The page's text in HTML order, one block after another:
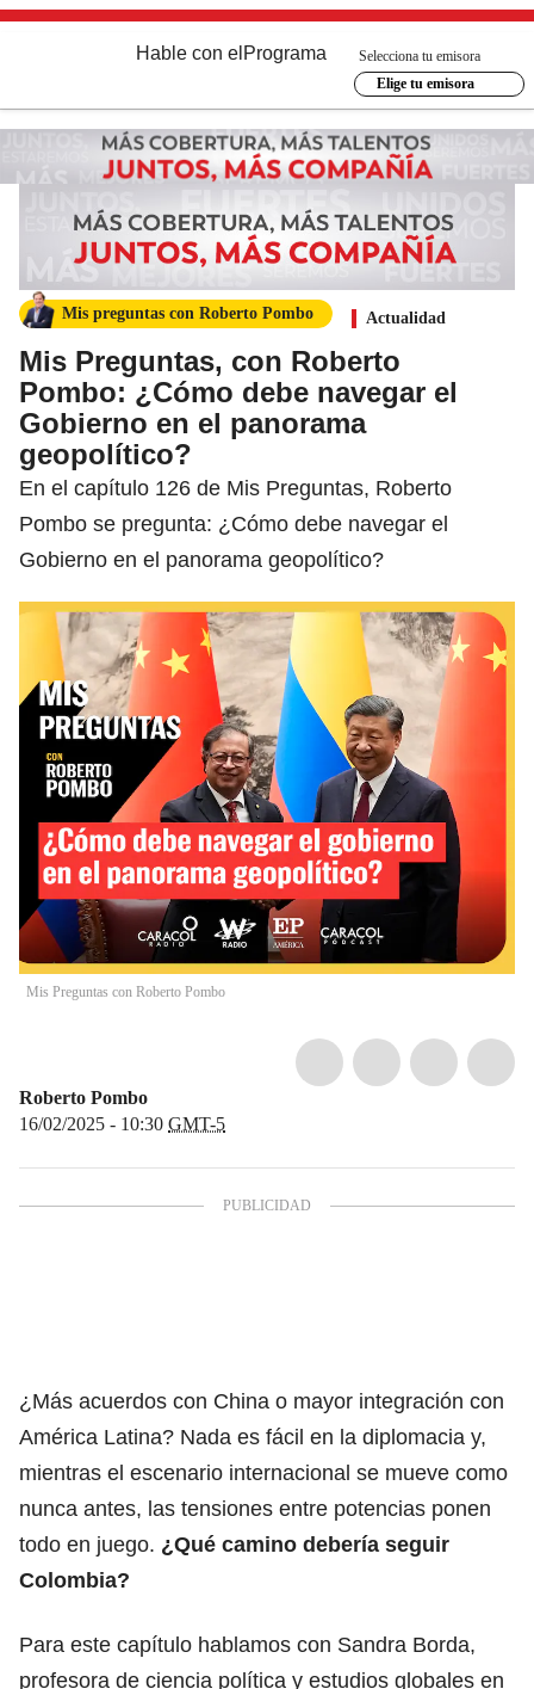
Hable con el Programa
Selecciona tu emisora
Elige tu emisora
Mis preguntas con Roberto Pombo Actualidad
Mis Preguntas, con Roberto
Pombo: ¿Cómo debe navegar el
Gobierno en el panorama
geopolítico?
En el capítulo 126 de Mis Preguntas, Roberto
Pombo se pregunta: ¿Cómo debe navegar el
Gobierno en el panorama geopolítico?
Mis Preguntas con Roberto Pombo
Roberto Pombo
16/02/2025 - 10:30 GMT-5
¿Más acuerdos con China o mayor integración con
América Latina? Nada es fácil en la diplomacia y,
mientras el escenario internacional se mueve como
nunca antes, las tensiones entre potencias ponen
todo en juego. ¿Qué camino debería seguir
Colombia?
Para este capítulo hablamos con Sandra Borda,
profesora de ciencia política y estudios globales en